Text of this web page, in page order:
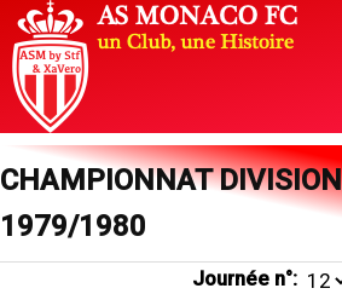
CHAMPIONNAT
1979/1980
Journée n°: